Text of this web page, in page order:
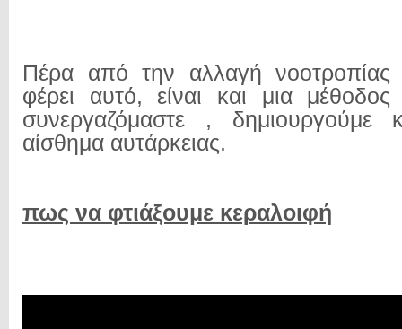
Πέρα από την αλλαγή
φέρει αυτό, είναι και μια μέθοδος
συνεργαζόμαστε , δημιουργούμε
αίσθημα αυτάρκειας.
πως να φτιάξουμε κεραλοιφή